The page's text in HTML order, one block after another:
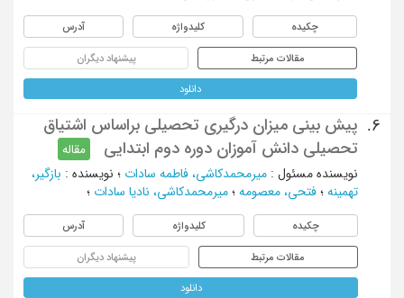
چکیده کلیدواژه آدرس
مقالات مرتبط پیشنهاد دیگران
دانلود
6.
پیش بینی میزان درگیری تحصیلی براساس اشتیاق
تحصیلی دانش آموزان دوره دوم ابتدایی
مقاله
نویسنده مسئول : میرمحمدکاشی، فاطمه سادات ؛ نویسنده : بازگیر،
تهمینه ؛ فتحی، معصومه ؛ میرمحمدکاشی، نادیا سادات ؛
چکیده کلیدواژه آدرس
مقالات مرتبط پیشنهاد دیگران
دانلود